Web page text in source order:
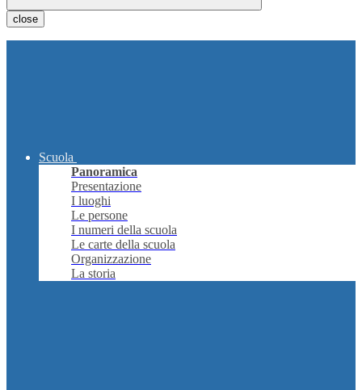
close
Scuola
Panoramica
Presentazione
I luoghi
Le persone
I numeri della scuola
Le carte della scuola
Organizzazione
La storia